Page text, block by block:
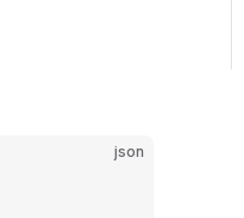
json